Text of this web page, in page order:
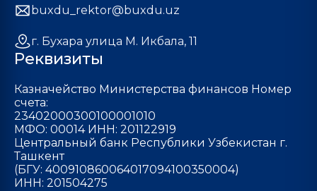
buxdu_rektor@buxdu.uz
г. Бухара улица М. Икбала, 11
Реквизиты
Казначейство Министерства финансов Номер
счета:
23402000300100001010
МФО: 00014 ИНН: 201122919
Центральный банк Республики Узбекистан г.
Ташкент
(БГУ: 400910860064017094100350004)
ИНН: 201504275